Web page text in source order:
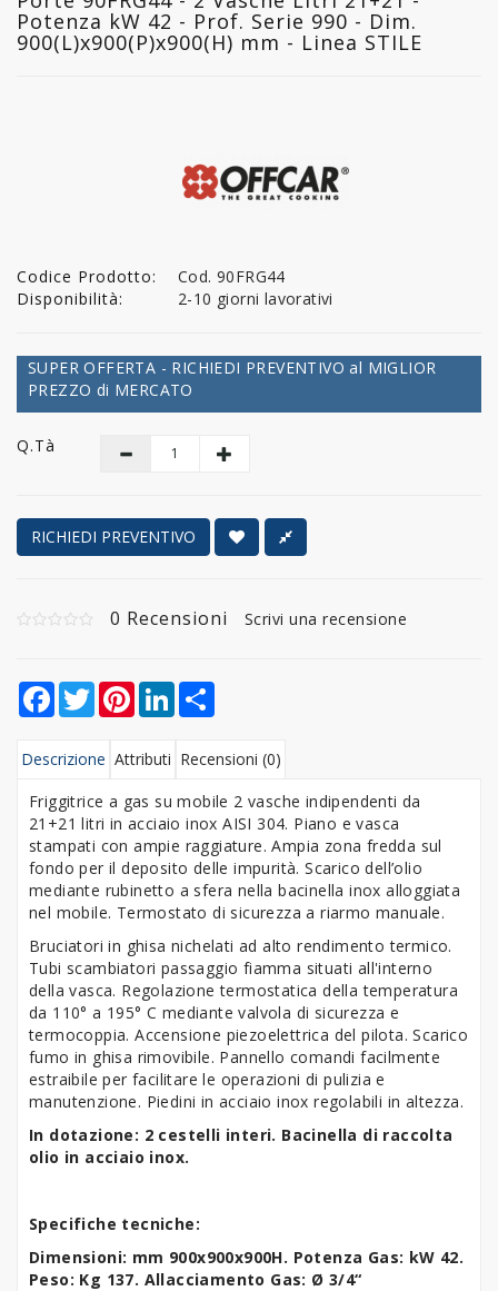
Potenza kW 42 - Prof. Serie 990 - Dim.
900(L)x900(P)x900(H) mm - Linea STILE
Codice Prodotto:
Cod. 90FRG44
Disponibilità:
2-10 giorni lavorativi
SUPER OFFERTA - RICHIEDI PREVENTIVO al MIGLIOR
PREZZO di MERCATO
Q.tà
RICHIEDI PREVENTIVO
0 Recensioni Scrivi una recensione
Facebook
TwitterPinterestLinkedIn
Descrizione Attributi Recensioni (0)
Friggitrice a gas su mobile 2 vasche indipendenti da
21+21 litri in acciaio inox AISI 304. Piano e vasca
stampati con ampie raggiature. Ampia zona fredda sul
fondo per il deposito delle impurità. Scarico dell’olio
mediante rubinetto a sfera nella bacinella inox alloggiata
nel mobile. Termostato di sicurezza a riarmo manuale.
Bruciatori in ghisa nichelati ad alto rendimento termico.
Tubi scambiatori passaggio fiamma situati all'interno
della vasca. Regolazione termostatica della temperatura
da 110° a 195° C mediante valvola di sicurezza e
termocoppia. Accensione piezoelettrica del pilota. Scarico
fumo in ghisa rimovibile. Pannello comandi facilmente
estraibile per facilitare le operazioni di pulizia e
manutenzione. Piedini in acciaio inox regolabili in altezza.
In dotazione: 2 cestelli interi. Bacinella di raccolta
olio in acciaio inox.
Specifiche tecniche:
Dimensioni: mm 900x900x900H. Potenza Gas: kW 42.
Peso: Kg 137. Allacciamento Gas: Ø 3/4“